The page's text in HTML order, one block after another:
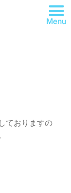
ておりますの